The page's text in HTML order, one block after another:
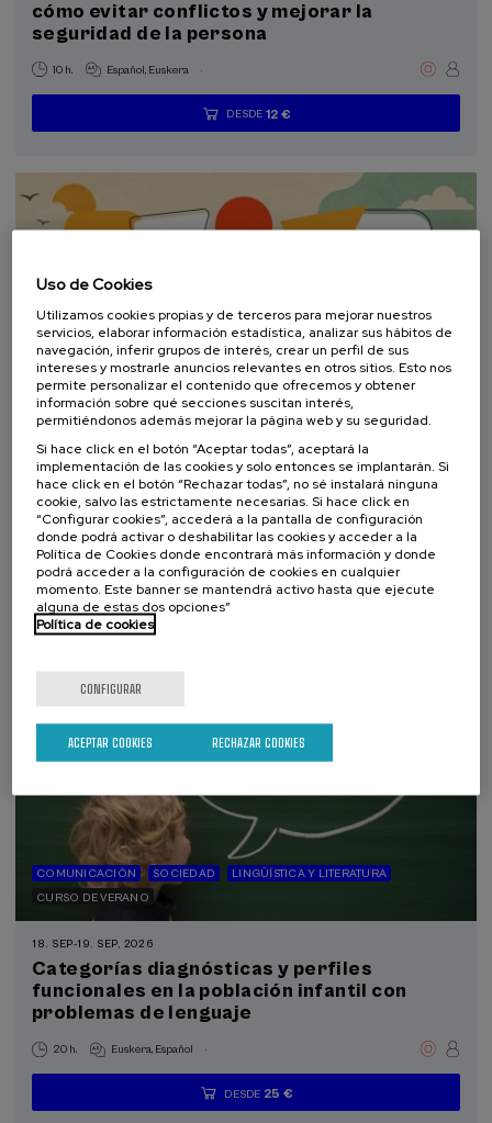
cómo evitar conflictos y mejorar la
seguridad de la persona
10 h. Español Euskera .
...
DESDE 12 €
Últimas
plazas
Gratuito
Fecha
pasada
Lista
de
Plazo
de
COMUNICACIÓN SOSTENIBILIDAD DSF CURSO DE VERANO
10. SEP-10. SEP, 2026
Escuela de comunicación ambiental 2026.
Narrativas climáticas: relatos para la
acción
10 h. Español
DESDE
COMUNICACIÓN SOCIEDAD
LINGÜÍSTICA Y LITERATURA
CURSO DE VERANO
18. SEP-19. SEP, 2026
Categorías diagnósticas y perfiles
funcionales en la población infantil con
problemas de lenguaje
20 h. Euskera Español .
...
DESDE 25 €
Últimas
plazas
Gratuito
Fecha
pasada
Lista
de
Plazo
de
Uso de Cookies
Utilizamos cookies propias y de terceros para mejorar nuestros
servicios, elaborar información estadística, analizar sus hábitos de
navegación, inferir grupos de interés, crear un perfil de sus
intereses y mostrarle anuncios relevantes en otros sitios. Esto nos
permite personalizar el contenido que ofrecemos y obtener
información sobre qué secciones suscitan interés,
permitiéndonos además mejorar la página web y su seguridad.
Si hace click en el botón “Aceptar todas”, aceptará la
implementación de las cookies y solo entonces se implantarán. Si
hace click en el botón “Rechazar todas”, no sé instalará ninguna
cookie, salvo las estrictamente necesarias. Si hace click en
“Configurar cookies”, accederá a la pantalla de configuración
donde podrá activar o deshabilitar las cookies y acceder a la
Política de Cookies donde encontrará más información y donde
podrá acceder a la configuración de cookies en cualquier
momento. Este banner se mantendrá activo hasta que ejecute
alguna de estas dos opciones”
Política de cookies
CONFIGURAR
RECHAZAR COOKIES
ACEPTAR COOKIES